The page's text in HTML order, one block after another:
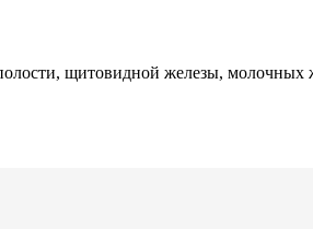
щитовидной железы, молочных